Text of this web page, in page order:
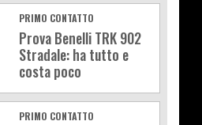
PRIMO CONTATTO
Prova Benelli TRK 902
Stradale: ha tutto e
costa poco
PRIMO CONTATTO